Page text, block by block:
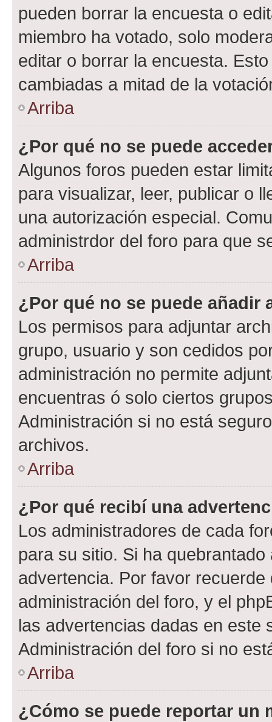
pueden borrar la encuesta o
miembro ha votado, solo
editar o borrar la encuesta.
cambiadas a mitad de la
Arriba
¿Por qué no se puede
Algunos foros pueden estar
para visualizar, leer, publicar o
una autorización especial.
administrdor del foro para que
Arriba
¿Por qué no se puede añadir
Los permisos para adjuntar
grupo, usuario y son cedidos
administración no permite
encuentras ó solo ciertos
Administración si no está
archivos.
Arriba
¿Por qué recibí una
Los administradores de cada
para su sitio. Si ha
advertencia. Por favor
administración del foro, y el
las advertencias dadas en este
Administración del foro si no
Arriba
¿Cómo se puede reportar un